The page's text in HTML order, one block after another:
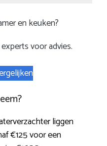
en keuken?
voor advies.
liggen
€125 voor een